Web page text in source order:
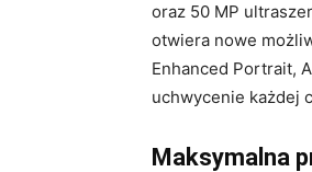
oraz 50 MP
otwiera nowe
Enhanced Portrait,
uchwycenie każdej
Maksymalna